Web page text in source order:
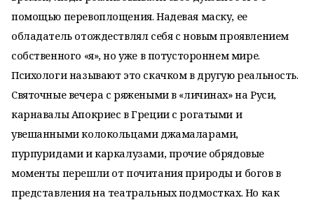
помощью перевоплощения. Надевая маску, ее
обладатель отождествлял себя с новым проявлением
собственного «я», но уже в потустороннем мире.
Психологи называют это скачком в другую реальность.
Святочные вечера с ряжеными в «личинах» на Руси,
карнавалы Апокриес в Греции с рогатыми и
увешанными колокольцами джамаларами,
пурпуридами и каркалузами, прочие обрядовые
моменты перешли от почитания природы и богов в
представления на театральных подмостках. Но как